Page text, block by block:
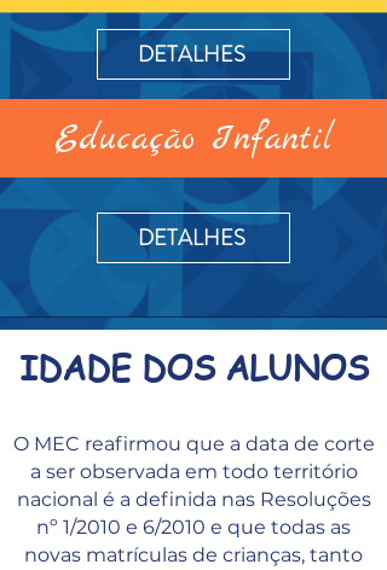
Educação Infantil
DETALHES
DETALHES
IDADE DOS ALUNOS
O MEC reafirmou que a data de corte
a ser observada em todo território
nacional é a definida nas Resoluções
nº 1/2010 e 6/2010 e que todas as
novas matrículas de crianças, tanto